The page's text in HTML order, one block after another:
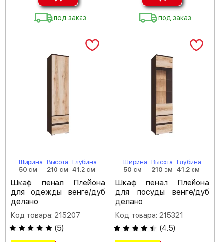
под заказ под заказ
Ширина
50 см
Высота
210 см
Глубина
41.2 см
Шкаф пенал Плейона
для одежды венге/дуб
делано
Код товара: 215207
(5)
Ширина
50 см
Высота
210 см
Глубина
41.2 см
Шкаф пенал Плейона
для посуды венге/дуб
делано
Код товара: 215321
(4.5)